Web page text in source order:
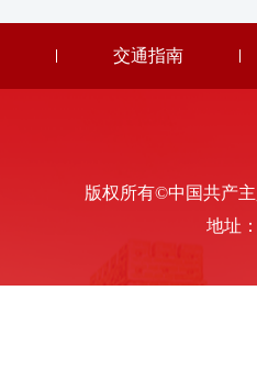
交通指南
版权所有©中国共产
地址